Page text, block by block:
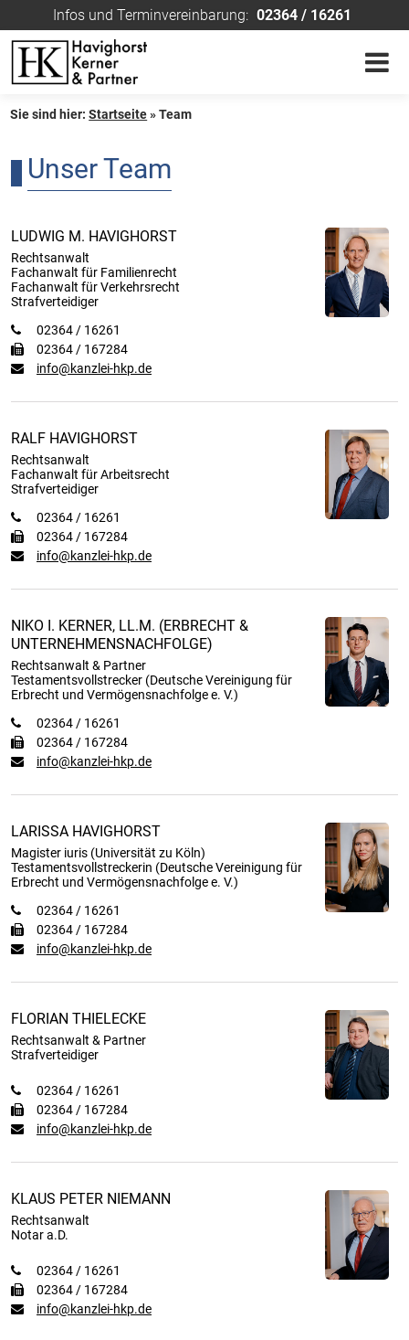
Infos und Terminvereinbarung: 02364 / 16261
Sie sind hier:Startseite»Team
Unser Team
LUDWIG M. HAVIGHORST
Rechtsanwalt
Fachanwalt für Familienrecht
Fachanwalt für Verkehrsrecht
Strafverteidiger
02364 / 16261
02364 / 167284
info@kanzlei-hkp.de
RALF HAVIGHORST
Rechtsanwalt
Fachanwalt für Arbeitsrecht
Strafverteidiger
02364 / 16261
02364 / 167284
info@kanzlei-hkp.de
NIKO I. KERNER, LL.M. (ERBRECHT &
UNTERNEHMENSNACHFOLGE)
Rechtsanwalt & Partner
Testamentsvollstrecker (Deutsche Vereinigung für
Erbrecht und Vermögensnachfolge e. V.)
02364 / 16261
02364 / 167284
info@kanzlei-hkp.de
LARISSA HAVIGHORST
Magister iuris (Universität zu Köln)
Testamentsvollstreckerin (Deutsche Vereinigung für
Erbrecht und Vermögensnachfolge e. V.)
02364 / 16261
02364 / 167284
info@kanzlei-hkp.de
FLORIAN THIELECKE
Rechtsanwalt & Partner
Strafverteidiger
02364 / 16261
02364 / 167284
info@kanzlei-hkp.de
KLAUS PETER NIEMANN
Rechtsanwalt
Notar a.D.
02364 / 16261
02364 / 167284
info@kanzlei-hkp.de